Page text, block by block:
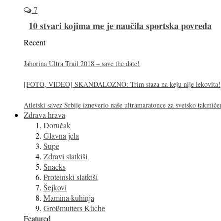
7
10 stvari kojima me je naučila sportska povreda
Recent
Jahorina Ultra Trail 2018 – save the date!
[FOTO, VIDEO] SKANDALOZNO: Trim staza na keju nije lekovita!
Atletski savez Srbije izneverio naše ultramaratonce za svetsko
Zdrava hrava
Doručak
Glavna jela
Supe
Zdravi slatkiši
Snacks
Proteinski slatkiši
Šejkovi
Mamina kuhinja
Großmutters Küche
Featured